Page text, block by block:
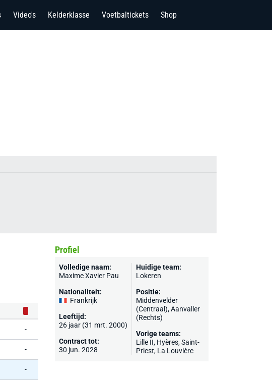
Video's Kelderklasse Voetbaltickets Shop
-
-
-
Profiel
Volledige naam:
Maxime Xavier Pau
Nationaliteit:
Frankrijk
Leeftijd:
26 jaar (31 mrt. 2000)
Contract tot:
30 jun. 2028
Huidige team:
Lokeren
Positie:
Middenvelder
(Centraal), Aanvaller
(Rechts)
Vorige teams:
Lille II, Hyères,Saint-
Priest, La Louvière